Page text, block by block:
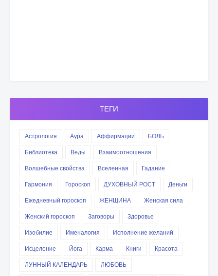
ТЕГИ
Астрология Аура Аффирмации
БОЛЬ
Библиотека
Веды
Взаимоотношения
Волшебные свойства
Вселенная
Гадание
Гармония
Гороскоп ДУХОВНЫЙ РОСТ
Деньги
Ежедневный гороскоп
ЖЕНЩИНА
Женская сила
Женский гороскоп
Заговоры
Здоровье
Изобилие
Именалогия
Исполнение желаний
Исцеление
Йога Карма Книги
Красота
ЛУННЫЙ КАЛЕНДАРЬ
ЛЮБОВЬ